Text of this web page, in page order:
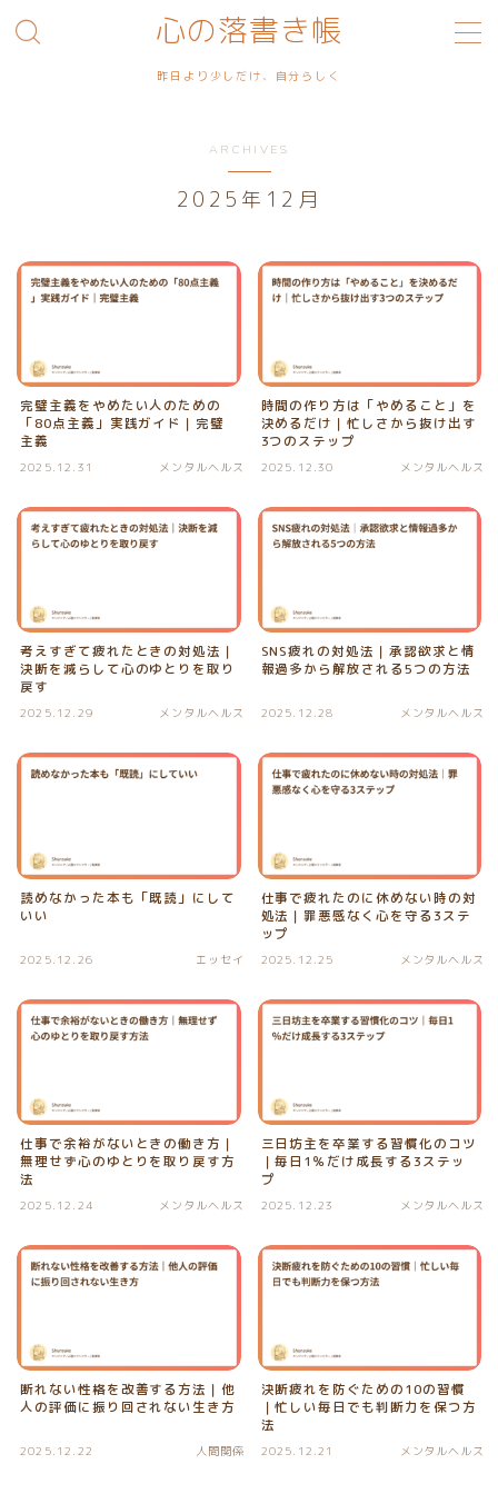
心の落書き帳
昨日より少しだけ、自分らしく
利用規約／特定商取引法に基づく表記
お問い合わせ
ARCHIVES
2025年12月
完璧主義をやめたい人のための
「80点主義」実践ガイド｜完璧
主義
2025.12.31 メンタルヘルス
時間の作り方は「やめること」を
決めるだけ｜忙しさから抜け出す
3つのステップ
2025.12.30 メンタルヘルス
考えすぎて疲れたときの対処法｜
決断を減らして心のゆとりを取り
戻す
2025.12.29 メンタルヘルス
SNS疲れの対処法｜承認欲求と情
報過多から解放される5つの方法
2025.12.28 メンタルヘルス
読めなかった本も「既読」にして
いい
2025.12.26 エッセイ
仕事で疲れたのに休めない時の対
処法｜罪悪感なく心を守る3ステ
ップ
2025.12.25 メンタルヘルス
仕事で余裕がないときの働き方｜
無理せず心のゆとりを取り戻す方
法
2025.12.24 メンタルヘルス
三日坊主を卒業する習慣化のコツ
｜毎日1％だけ成長する3ステッ
プ
2025.12.23 メンタルヘルス
断れない性格を改善する方法｜他
人の評価に振り回されない生き方
2025.12.22 人間関係
決断疲れを防ぐための10の習慣
｜忙しい毎日でも判断力を保つ方
法
2025.12.21 メンタルヘルス